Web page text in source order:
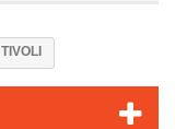
TIVOLI